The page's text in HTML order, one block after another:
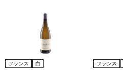
フランス 白 フランス